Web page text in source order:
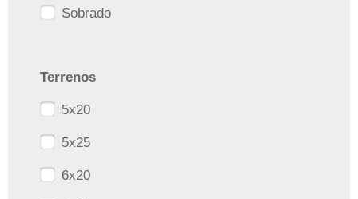
Sobrado
Terrenos
5x20
5x25
6x20